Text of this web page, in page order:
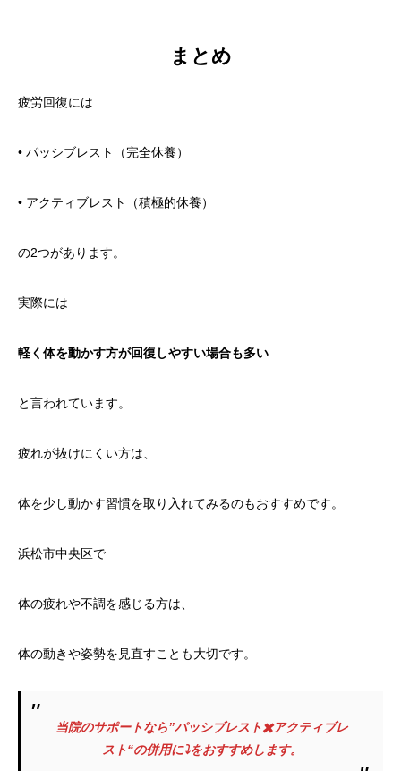
まとめ
疲労回復には
• パッシブレスト（完全休養）
• アクティブレスト（積極的休養）
の2つがあります。
実際には
軽く体を動かす方が回復しやすい場合も多い
と言われています。
疲れが抜けにくい方は、
体を少し動かす習慣を取り入れてみるのもおすすめです。
浜松市中央区で
体の疲れや不調を感じる方は、
体の動きや姿勢を見直すことも大切です。
当院のサポートなら”パッシブレスト✖️アクティブレ
スト“の併用に⤵︎をおすすめします。